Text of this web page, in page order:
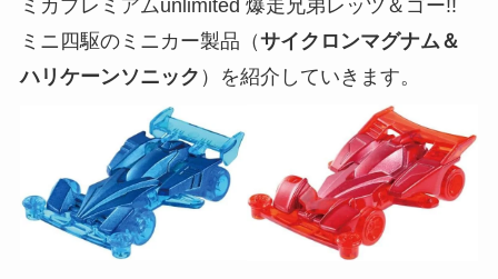
ミカプレミアムunlimited 爆走兄弟レッツ＆ゴー!!
ミニ四駆のミニカー製品（サイクロンマグナム＆
ハリケーンソニック ）を紹介していきます。